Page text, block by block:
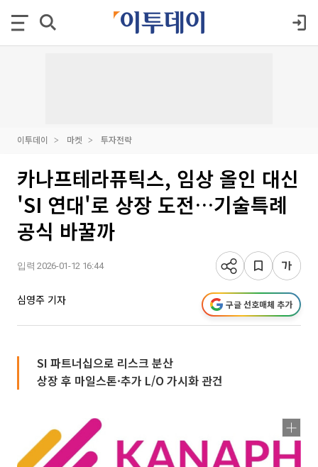
이투데이 마켓 투자전략
카나프테라퓨틱스, 임상 올인 대신
'SI 연대'로 상장 도전…기술특례
공식 바꿀까
입력 2026-01-12 16:44
심영주 기자 구글 선호매체 추가
SI 파트너십으로 리스크 분산
상장 후 마일스톤·추가 L/O 가시화 관건